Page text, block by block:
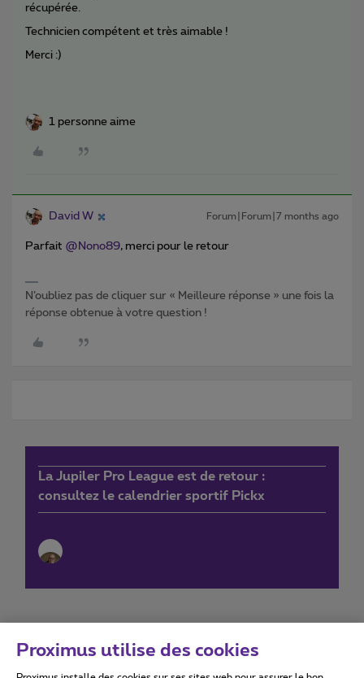
récupérée.
Technicien compétent et très aimable !
Merci :)
1 personne aime
David W Forum|Forum|7 months ago
Parfait ​ @Nono89, merci pour le retour
N’oubliez pas de cliquer sur « Meilleure réponse » une fois la
réponse obtenue à votre question !
La Jupiler Pro League est de retour :
consultez le calendrier sportif Pickx
Proximus utilise des cookies